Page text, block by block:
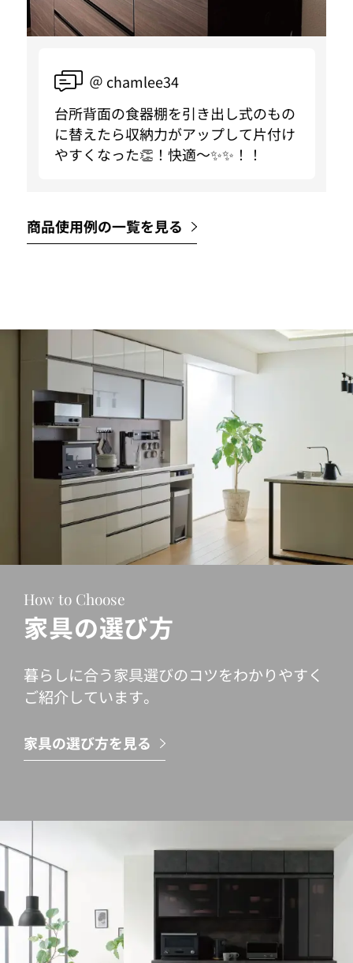
＠ chamlee34
台所背面の食器棚を引き出し式のもの
に替えたら収納力がアップして片付け
やすくなった👏！快適〜✨✨！！
商品使用例の一覧を見る
How to Choose
家具の選び方
暮らしに合う家具選びのコツをわかりやすく
ご紹介しています。
家具の選び方を見る